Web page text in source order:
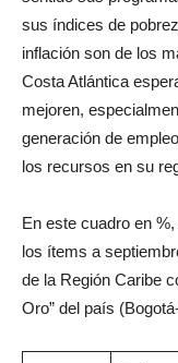
sus índices de
inflación son de los
Costa Atlántica
mejoren,
generación de
los recursos en su
En este cuadro en
los ítems a
de la Región Caribe
Oro” del país